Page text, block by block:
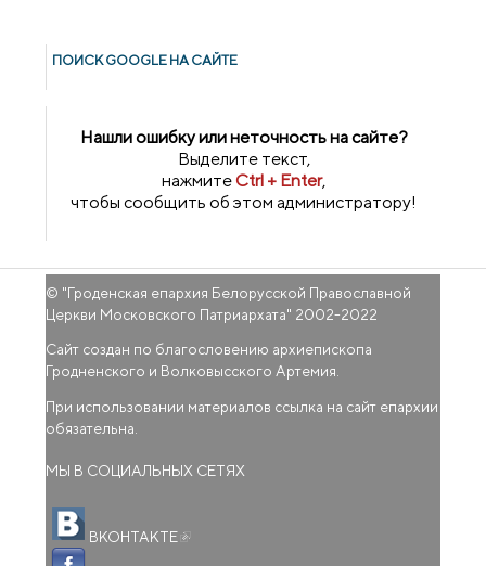
ПОИСК GOОGLE НА САЙТЕ
Нашли ошибку или неточность на сайте?
Выделите текст,
нажмитеCtrl + Enter,
чтобы сообщить об этом администратору!
© "Гроденская епархия Белорусской Православной
Церкви Московского Патриархата" 2002-2022
Сайт создан по благословению архиепископа
Гродненского и Волковысского Артемия.
При использовании материалов ссылка на сайт епархии
обязательна.
МЫ В СОЦИАЛЬНЫХ СЕТЯХ
ВКОНТАКТЕ